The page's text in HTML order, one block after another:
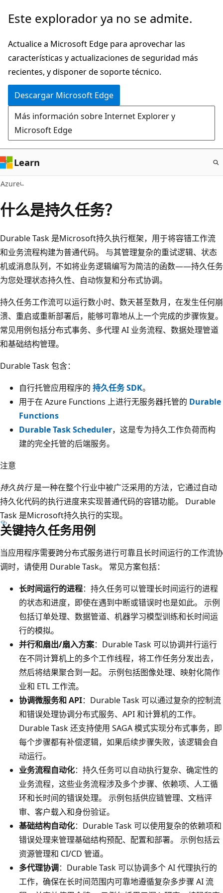
Ir
contenido
principal
Este explorador ya no se admite.
Actualice a Microsoft Edge para aprovechar las
características y actualizaciones de seguridad más
recientes, y disponer de soporte técnico.
Descargar Microsoft Edge
Más información sobre Internet Explorer y
Microsoft Edge
Learn
Azure
什么是持久任务？
Durable Task 是Microsoft持久执行框架，用于将容错工作流
和业务流程构建为普通代码。 与其管理复杂的重试逻辑、状态
机或消息队列，不如将业务逻辑编写为简洁的函数——持久任务
为您处理状态持久性、自动恢复和分布式协调。
持久任务工作流可以运行数小时、数天甚至数月，在发生任何崩
溃、重启或重新部署后，能够可靠地从上一个完成的步骤恢复。
常见用例包括分布式事务、多代理 AI 业务流程、数据处理管道
和基础结构管理。
Durable Task 包含：
自行托管应用程序的 持久任务 SDK。
用于在 Azure Functions 上进行无服务器托管的 Durable
Functions
Durable Task Scheduler，这是专为持久工作负荷而构
建的完全托管的后端服务。
注意
持久执行是一种在整个行业中被广泛采用的方法，它通过自动
持久化代码的执行进度来实现普通代码的容错功能。 Durable
Task 是Microsoft持久执行的实现。
关键持久任务用例
当应用程序需要跨分布式服务进行可靠且长时间运行的工作流协
调时，请使用 Durable Task。 常见方案包括：
长时间运行的进程：持久任务可以管理长时间运行的进程
的状态和进度，即使在遇到中断或错误时也是如此。 示例
包括订单处理、数据管道、机器学习模型训练和长时间运
行的模拟。
并行和扇出/扇入方案：Durable Task 可以协调并行运行
在不同计算机上的多个工作线程，将工作任务分发出去，
然后将结果聚合到一起。 示例包括图像处理、映射化简作
业和 ETL 工作流。
协调微服务和 API：Durable Task 可以通过复杂的控制流
和错误处理协调分布式服务、API 和计算机的工作。
Durable Task 还支持使用 SAGA 模式实现分布式事务，即
每个步骤都有补偿逻辑，如果后续步骤失败，该逻辑会自
动运行。
业务流程自动化：持久任务可以自动执行复杂、确定性的
业务流程，这些业务流程涉及多个步骤、依赖项、人工循
环和长时间的错误处理。 示例包括供应链管理、文档评
审、客户载入和身份验证。
基础结构自动化：Durable Task 可以使用复杂的依赖项和
错误处理来管理基础结构预配、配置和部署。 示例包括云
资源管理和 CI/CD 管道。
多代理协调：Durable Task 可以协调多个 AI 代理执行的
工作，确保在长时间范围内可靠地遵循复杂多步骤 AI 流